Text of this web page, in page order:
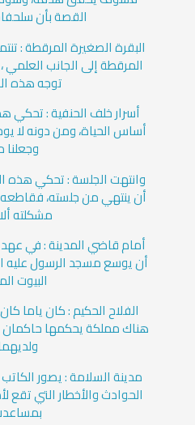
القصة بأن
البقرة الصغيرة المرقطة :
المرقطة إلى الجانب
توجه هذه
أسرار خلف الحنفية : تحكي
أساس الحياة، ومن دونه لا
وجعلنا
وانتهت الجلسة : تحكي
أن ينتهي من جلسته،
مشكلته
أمام قاضي المدينة : في
أن يوسع مسجد الرسول عليه
البيوت
الفلاح الحكيم : كان ياما
هناك مملكة يحكمها حاكمان
مدينة السلامة : يصور
الحوادث والأخطار التي